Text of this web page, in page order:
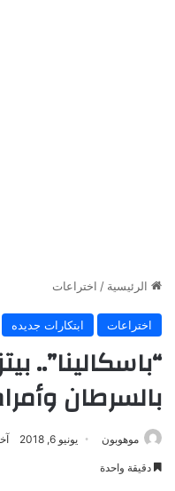
الرئيسية / اختراعات
اختراعات ابتكارات جديده
“باسكالينا”..
بالسرطان
موهوبون يونيو 6, 2018
دقيقة واحدة